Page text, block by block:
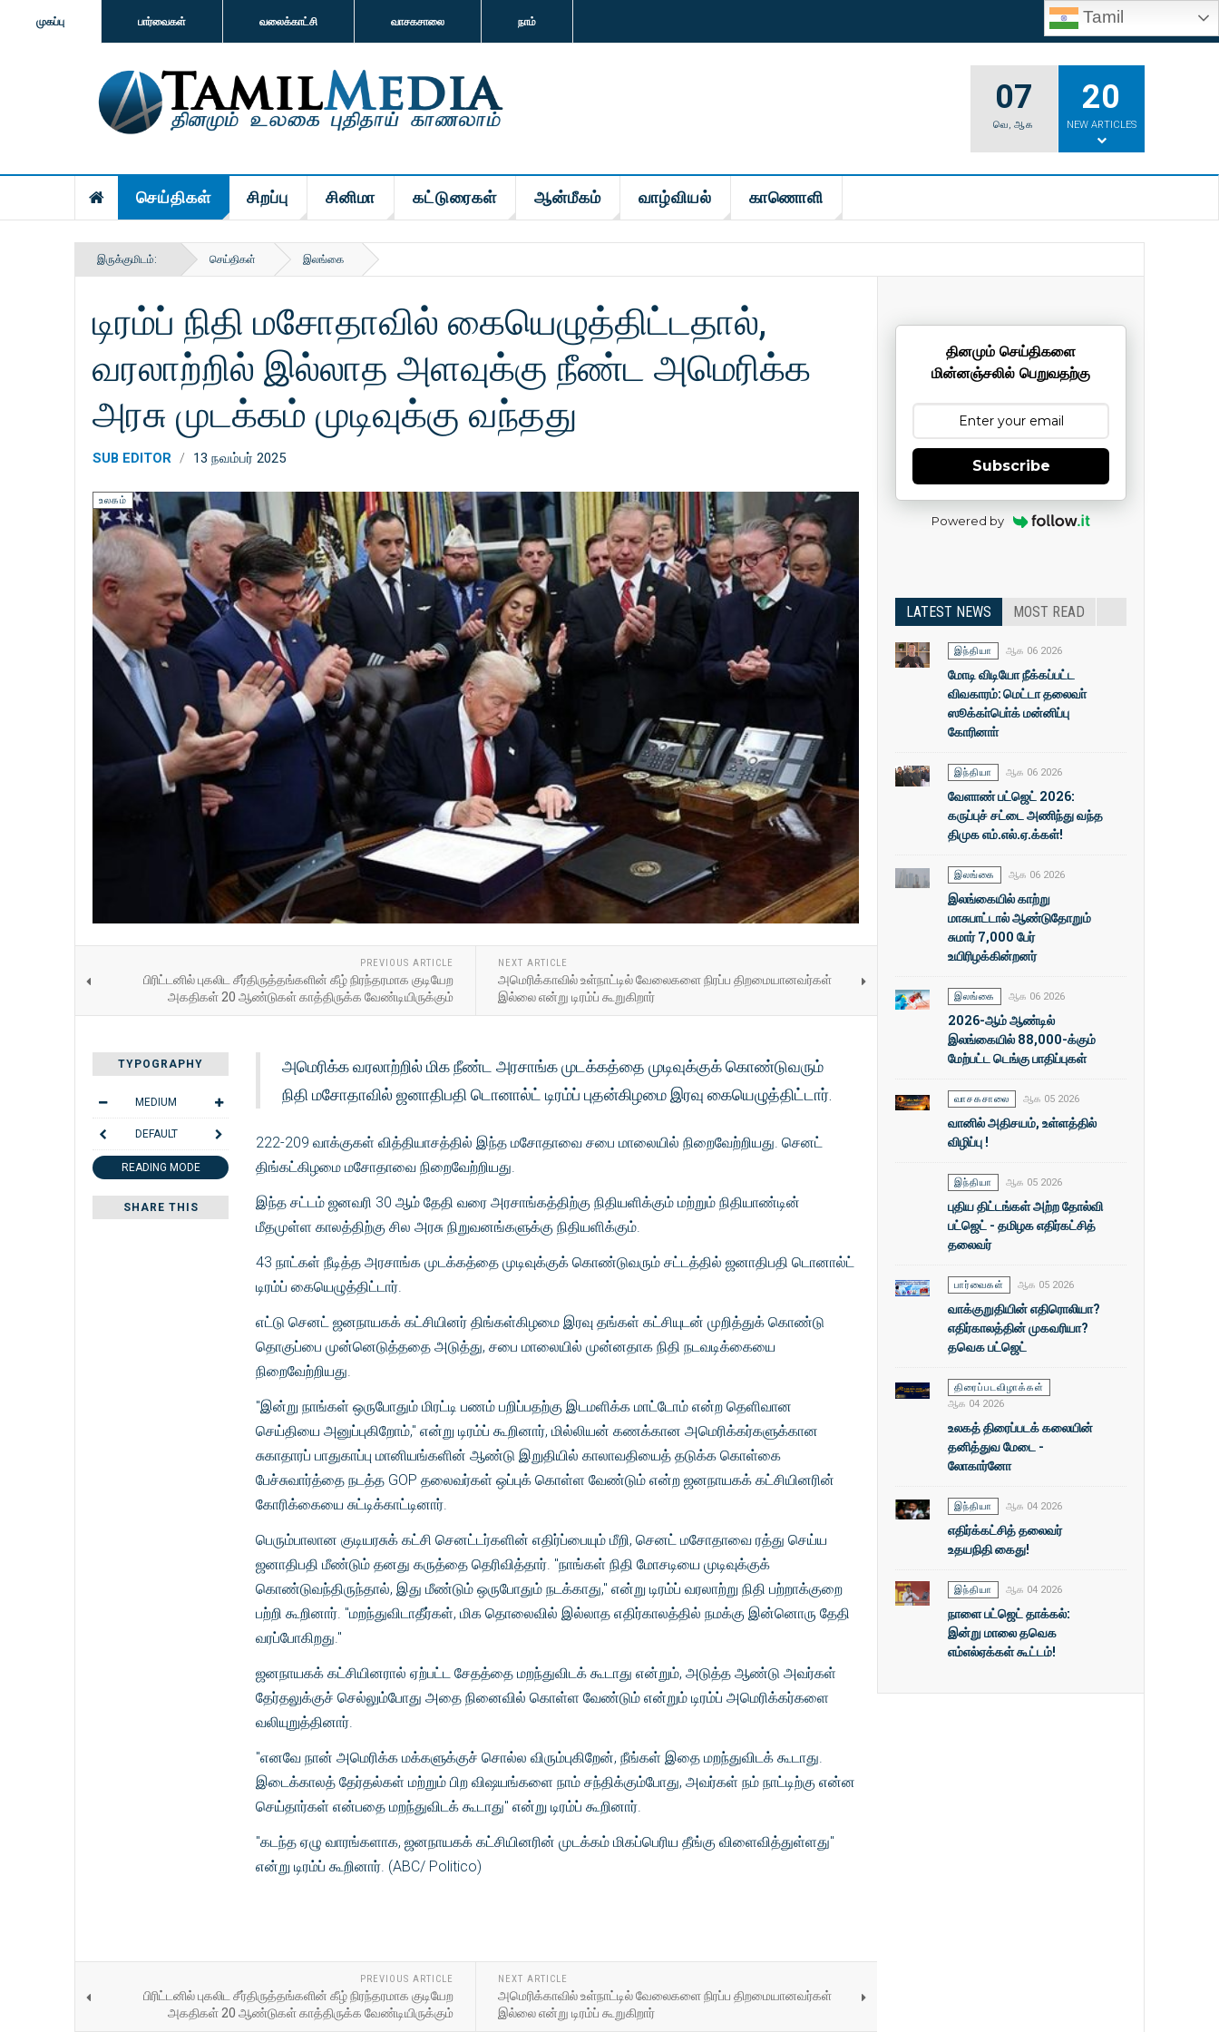
முகப்பு பார்வைகள் வலைக்காட்சி வாசகசாலை நாம் Tamil
07
வெ,ஆக
20
NEW ARTICLES
செய்திகள் சிறப்பு சினிமா கட்டுரைகள் ஆன்மீகம் வாழ்வியல் காணொளி
இருக்குமிடம்: செய்திகள் இலங்கை
டிரம்ப் நிதி மசோதாவில் கையெழுத்திட்டதால்,
வரலாற்றில் இல்லாத அளவுக்கு நீண்ட அமெரிக்க
அரசு முடக்கம் முடிவுக்கு வந்தது
SUB EDITOR 13 நவம்பர் 2025
உலகம்
PREVIOUS ARTICLE
பிரிட்டனில் புகலிட சீர்திருத்தங்களின் கீழ் நிரந்தரமாக குடியேற
அகதிகள் 20 ஆண்டுகள் காத்திருக்க வேண்டியிருக்கும்
NEXT ARTICLE
அமெரிக்காவில் உள்நாட்டில் வேலைகளை நிரப்ப திறமையானவர்கள்
இல்லை என்று டிரம்ப் கூறுகிறார்
TYPOGRAPHY
MEDIUM
DEFAULT
READING MODE
SHARE THIS
அமெரிக்க வரலாற்றில் மிக நீண்ட அரசாங்க முடக்கத்தை முடிவுக்குக் கொண்டுவரும்
நிதி மசோதாவில் ஜனாதிபதி டொனால்ட் டிரம்ப் புதன்கிழமை இரவு கையெழுத்திட்டார்.
222-209 வாக்குகள் வித்தியாசத்தில் இந்த மசோதாவை சபை மாலையில் நிறைவேற்றியது. செனட்
திங்கட்கிழமை மசோதாவை நிறைவேற்றியது.
இந்த சட்டம் ஜனவரி 30 ஆம் தேதி வரை அரசாங்கத்திற்கு நிதியளிக்கும் மற்றும் நிதியாண்டின்
மீதமுள்ள காலத்திற்கு சில அரசு நிறுவனங்களுக்கு நிதியளிக்கும்.
43 நாட்கள் நீடித்த அரசாங்க முடக்கத்தை முடிவுக்குக் கொண்டுவரும் சட்டத்தில் ஜனாதிபதி டொனால்ட்
டிரம்ப் கையெழுத்திட்டார்.
எட்டு செனட் ஜனநாயகக் கட்சியினர் திங்கள்கிழமை இரவு தங்கள் கட்சியுடன் முறித்துக் கொண்டு
தொகுப்பை முன்னெடுத்ததை அடுத்து, சபை மாலையில் முன்னதாக நிதி நடவடிக்கையை
நிறைவேற்றியது.
"இன்று நாங்கள் ஒருபோதும் மிரட்டி பணம் பறிப்பதற்கு இடமளிக்க மாட்டோம் என்ற தெளிவான
செய்தியை அனுப்புகிறோம்," என்று டிரம்ப் கூறினார், மில்லியன் கணக்கான அமெரிக்கர்களுக்கான
சுகாதாரப் பாதுகாப்பு மானியங்களின் ஆண்டு இறுதியில் காலாவதியைத் தடுக்க கொள்கை
பேச்சுவார்த்தை நடத்த GOP தலைவர்கள் ஒப்புக் கொள்ள வேண்டும் என்ற ஜனநாயகக் கட்சியினரின்
கோரிக்கையை சுட்டிக்காட்டினார்.
பெரும்பாலான குடியரசுக் கட்சி செனட்டர்களின் எதிர்ப்பையும் மீறி, செனட் மசோதாவை ரத்து செய்ய
ஜனாதிபதி மீண்டும் தனது கருத்தை தெரிவித்தார். "நாங்கள் நிதி மோசடியை முடிவுக்குக்
கொண்டுவந்திருந்தால், இது மீண்டும் ஒருபோதும் நடக்காது," என்று டிரம்ப் வரலாற்று நிதி பற்றாக்குறை
பற்றி கூறினார். "மறந்துவிடாதீர்கள், மிக தொலைவில் இல்லாத எதிர்காலத்தில் நமக்கு இன்னொரு தேதி
வரப்போகிறது."
ஜனநாயகக் கட்சியினரால் ஏற்பட்ட சேதத்தை மறந்துவிடக் கூடாது என்றும், அடுத்த ஆண்டு அவர்கள்
தேர்தலுக்குச் செல்லும்போது அதை நினைவில் கொள்ள வேண்டும் என்றும் டிரம்ப் அமெரிக்கர்களை
வலியுறுத்தினார்.
"எனவே நான் அமெரிக்க மக்களுக்குச் சொல்ல விரும்புகிறேன், நீங்கள் இதை மறந்துவிடக் கூடாது.
இடைக்காலத் தேர்தல்கள் மற்றும் பிற விஷயங்களை நாம் சந்திக்கும்போது, ​​அவர்கள் நம் நாட்டிற்கு என்ன
செய்தார்கள் என்பதை மறந்துவிடக் கூடாது" என்று டிரம்ப் கூறினார்.
"கடந்த ஏழு வாரங்களாக, ஜனநாயகக் கட்சியினரின் முடக்கம் மிகப்பெரிய தீங்கு விளைவித்துள்ளது"
என்று டிரம்ப் கூறினார். (ABC/ Politico)
PREVIOUS ARTICLE
பிரிட்டனில் புகலிட சீர்திருத்தங்களின் கீழ் நிரந்தரமாக குடியேற
அகதிகள் 20 ஆண்டுகள் காத்திருக்க வேண்டியிருக்கும்
NEXT ARTICLE
அமெரிக்காவில் உள்நாட்டில் வேலைகளை நிரப்ப திறமையானவர்கள்
இல்லை என்று டிரம்ப் கூறுகிறார்
தினமும் செய்திகளை
மின்னஞ்சலில் பெறுவதற்கு
Subscribe
Powered by
LATEST NEWS MOST READ
இந்தியா ஆக 06 2026
மோடி விடியோ நீக்கப்பட்ட
விவகாரம்: மெட்டா தலைவா்
ஸூக்கா்பொ்க் மன்னிப்பு
கோரினாா்
இந்தியா ஆக 06 2026
வேளாண் பட்ஜெட் 2026:
கருப்புச் சட்டை அணிந்து வந்த
திமுக எம்.எல்.ஏ.க்கள்!
இலங்கை ஆக 06 2026
இலங்கையில் காற்று
மாசுபாட்டால் ஆண்டுதோறும்
சுமார் 7,000 பேர்
உயிரிழக்கின்றனர்
இலங்கை ஆக 06 2026
2026-ஆம் ஆண்டில்
இலங்கையில் 88,000-க்கும்
மேற்பட்ட டெங்கு பாதிப்புகள்
வாசகசாலை ஆக 05 2026
வானில் அதிசயம், உள்ளத்தில்
விழிப்பு !
இந்தியா ஆக 05 2026
புதிய திட்டங்கள் அற்ற தோல்வி
பட்ஜெட் - தமிழக எதிர்கட்சித்
தலைவர்
பார்வைகள் ஆக 05 2026
வாக்குறுதியின் எதிரொலியா?
எதிர்காலத்தின் முகவரியா?
தவெக பட்ஜெட்
திரைப்படவிழாக்கள்
ஆக 04 2026
உலகத் திரைப்படக் கலையின்
தனித்துவ மேடை -
லோகார்னோ
இந்தியா ஆக 04 2026
எதிர்க்கட்சித் தலைவர்
உதயநிதி கைது!
இந்தியா ஆக 04 2026
நாளை பட்ஜெட் தாக்கல்:
இன்று மாலை தவெக
எம்எல்ஏக்கள் கூட்டம்!